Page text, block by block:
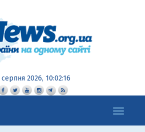
2026, 10:02:17
Toggle
navigation